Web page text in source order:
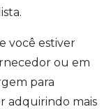
você estiver
ou em
para
adquirindo mais